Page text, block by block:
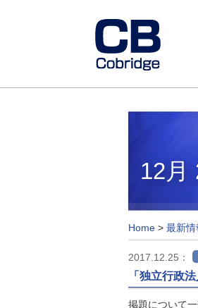
12月
Home > 最新情
2017.12.25：
「独立行政
掲題について